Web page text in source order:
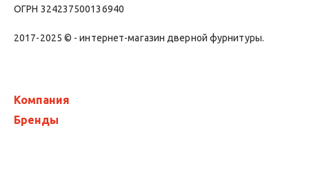
ОГРН 324237500136940
2017-2025 © - интернет-магазин дверной фурнитуры.
Компания
Бренды